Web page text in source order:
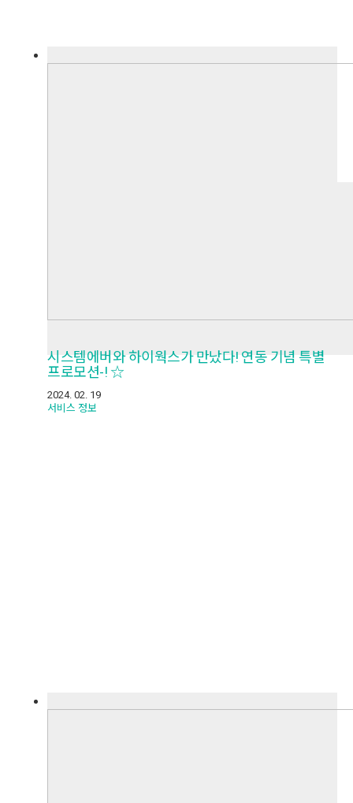
시스템에버와 하이웍스가 만났다! 연동 기념 특별
프로모션-! ☆
2024. 02. 19
서비스 정보